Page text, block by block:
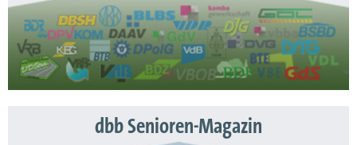
dbb Senioren-Magazin